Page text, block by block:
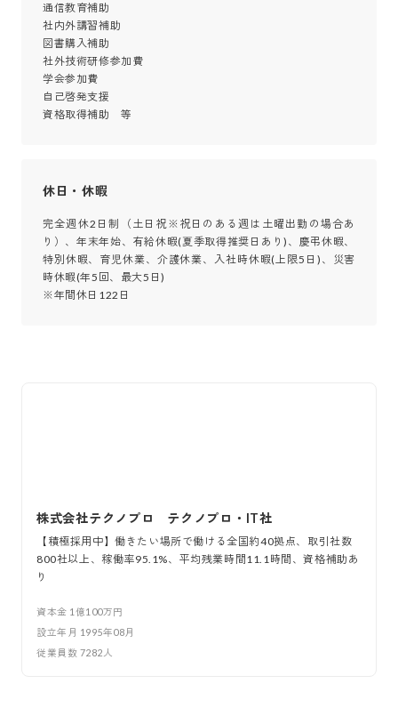
通信教育補助
社内外講習補助
図書購入補助
社外技術研修参加費
学会参加費
自己啓発支援
資格取得補助　等
休日・休暇
完全週休2日制（土日祝※祝日のある週は土曜出勤の場合あ
り）、年末年始、有給休暇(夏季取得推奨日あり)、慶弔休暇、
特別休暇、育児休業、介護休業、入社時休暇(上限5日)、災害
時休暇(年5回、最大5日)
※年間休日122日
株式会社テクノプロ テクノプロ・IT社
【積極採用中】働きたい場所で働ける全国約40拠点、取引社数
800社以上、稼働率95.1%、平均残業時間11.1時間、資格補助あ
り
資本金 1億100万円
設立年月 1995年08月
従業員数 7282 人